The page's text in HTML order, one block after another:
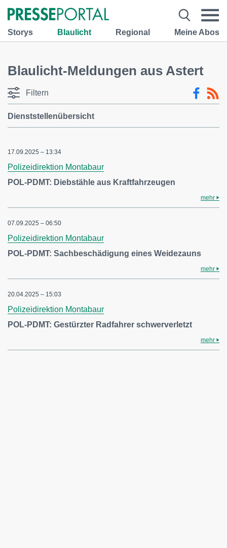
Storys Blaulicht Regional Meine Abos
Blaulicht-Meldungen aus Astert
Filtern
Dienststellenübersicht
17.09.2025 – 13:34
Polizeidirektion Montabaur
POL-PDMT: Diebstähle aus Kraftfahrzeugen
mehr
07.09.2025 – 06:50
Polizeidirektion Montabaur
POL-PDMT: Sachbeschädigung eines Weidezauns
mehr
20.04.2025 – 15:03
Polizeidirektion Montabaur
POL-PDMT: Gestürzter Radfahrer schwerverletzt
mehr